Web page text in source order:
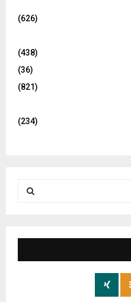
(626)
(438)
(36)
(821)
(234)
E
A